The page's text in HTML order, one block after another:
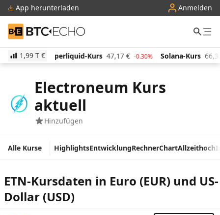
App herunterladen Anmelden
BTC-ECHO
1,99 T €
Kurs 47,17 € -0.30% Solana-Kurs 66,37 € 1.50%
Electroneum Kurs
aktuell
Hinzufügen
Alle Kurse HighlightsEntwicklungRechnerChartAllzeithoch
ETN-Kursdaten in Euro (EUR) und US-
Dollar (USD)